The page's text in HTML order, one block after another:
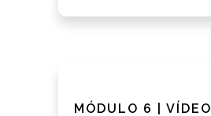
MÓDULO 6 |